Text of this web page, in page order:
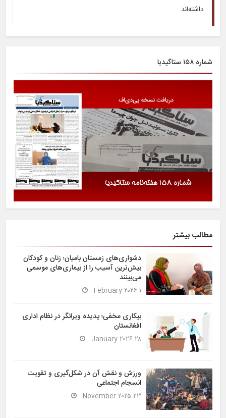
داشته‌اند
شماره ۱۵۸ ستاگیدیا
مطالب بیشتر
دشواری‌های زمستان بامیان؛ زنان و کودکان
بیش‌ترین آسیب را از بیماری‌های موسمی
می‌بینند
۱ February ۲۰۲۶
بیکاری مخفی؛ پدیده ویرانگر در نظام اداری
افغانستان
۲۸ January ۲۰۲۶
ورزش و نقش آن در شکل‌گیری و تقویت
انسجام اجتماعی
۲۳ November ۲۰۲۵